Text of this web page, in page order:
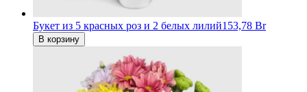
Букет из 5 красных роз и 2 белых лилий153,78 Br
В корзину